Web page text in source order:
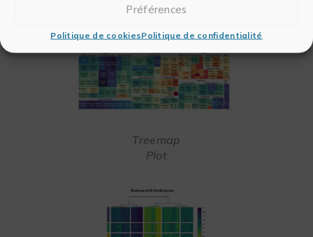
Préférences
Politique de cookiesPolitique de confidentialité
Treemap
Plot